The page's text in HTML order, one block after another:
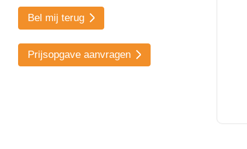
Bel mij terug
Prijsopgave aanvragen